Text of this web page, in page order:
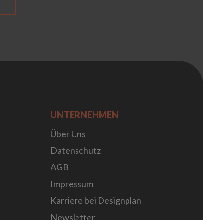
UNTERNEHMEN
Über Uns
Datenschutz
AGB
Impressum
Karriere bei Designplan
Newsletter